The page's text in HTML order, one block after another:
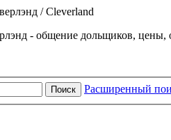
/ Cleverland
- общение дольщиков,
Поиск Расширенный